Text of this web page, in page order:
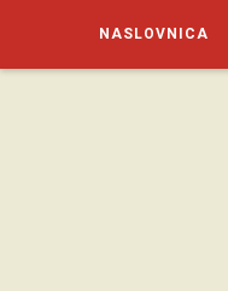
NASLOVNICA